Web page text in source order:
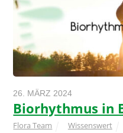
26. MÄRZ 2024
Biorhythmus in
Flora Team Wissenswert